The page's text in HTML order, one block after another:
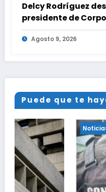
Delcy Rodríguez
presidente de
viceministro
recuperación del
Agosto 9, 2026
Puede que te
Noticias